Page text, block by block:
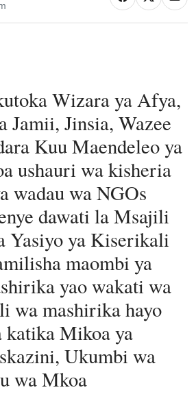
Wizara ya Afya,
Jamii, Jinsia, Wazee
Kuu Maendeleo ya
ushauri wa kisheria
wadau wa NGOs
dawati la Msajili
Yasiyo ya Kiserikali
maombi ya
yao wakati wa
wa mashirika hayo
katika Mikoa ya
Ukumbi wa
wa Mkoa